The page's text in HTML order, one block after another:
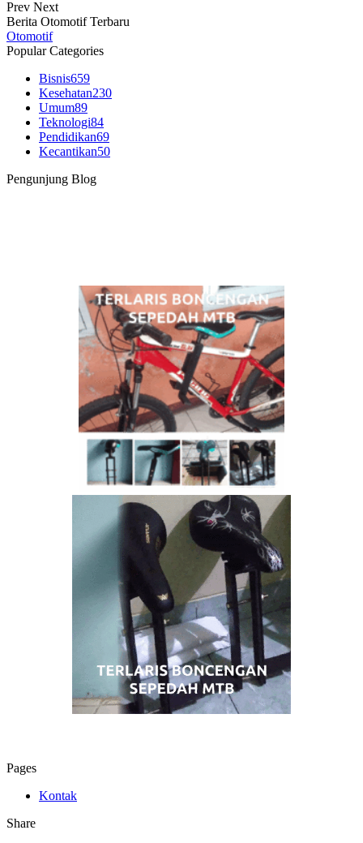
Prev Next
Berita Otomotif Terbaru
Otomotif
Popular Categories
Bisnis659
Kesehatan230
Umum89
Teknologi84
Pendidikan69
Kecantikan50
Pengunjung Blog
Pages
Kontak
Share